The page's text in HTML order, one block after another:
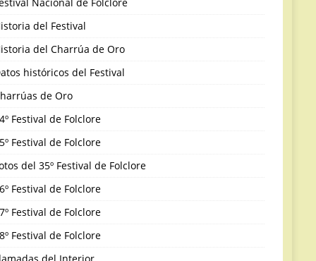
Nacional de Folclore
del Festival
del Charrúa de Oro
históricos del Festival
de Oro
Festival de Folclore
Festival de Folclore
del 35º Festival de Folclore
Festival de Folclore
Festival de Folclore
Festival de Folclore